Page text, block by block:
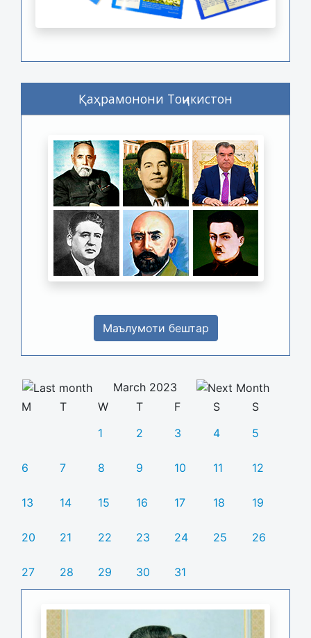
Қаҳрамонони Тоҷикистон
Маълумоти бештар
March 2023
M
T W T F S
S
1
2 3 4 5
6 7 8 9 10 11 12
13 14 15 16 17 18 19
20 21 22 23 24 25 26
27 28 29 30 31